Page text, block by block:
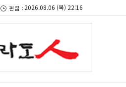
2026.08.06 (목) 22:16